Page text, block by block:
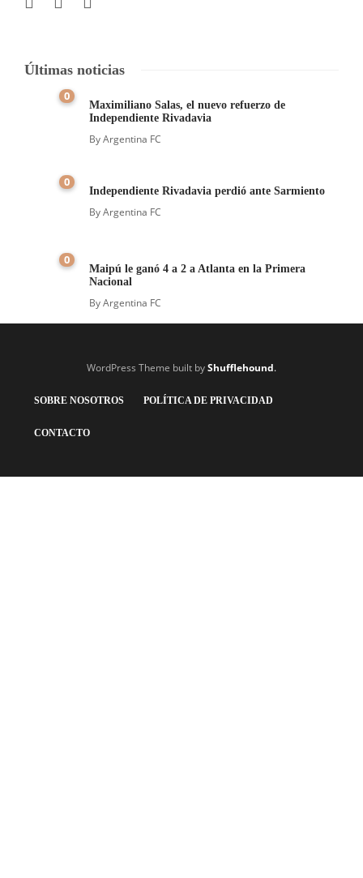
Últimas noticias
0
Maximiliano Salas, el nuevo refuerzo de
Independiente Rivadavia
ByArgentina FC
0
Independiente Rivadavia perdió ante Sarmiento
ByArgentina FC
0
Maipú le ganó 4 a 2 a Atlanta en la Primera
Nacional
ByArgentina FC
WordPress Theme built byShufflehound.
SOBRE NOSOTROS POLÍTICA DE PRIVACIDAD
CONTACTO